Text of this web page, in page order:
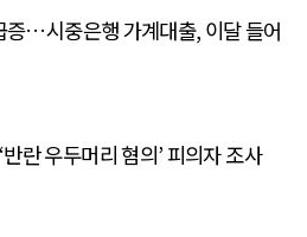
증…시중은행 가계대출, 이달 들어
란 우두머리 혐의’ 피의자 조사